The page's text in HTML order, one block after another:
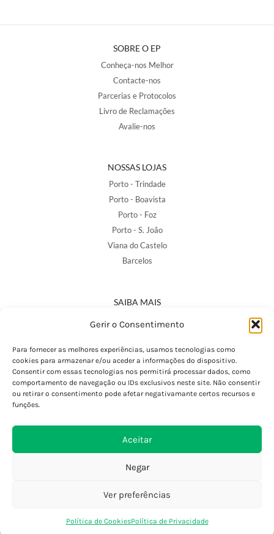
Gerir o Consentimento
Para fornecer as melhores experiências, usamos tecnologias como
cookies para armazenar e/ou aceder a informações do dispositivo.
Consentir com essas tecnologias nos permitirá processar dados, como
comportamento de navegação ou IDs exclusivos neste site. Não consentir
ou retirar o consentimento pode afetar negativamante certos recursos e
funções.
Aceitar
Negar
Ver preferências
Política de CookiesPolítica de Privacidade
SOBRE O EP
Conheça-nos Melhor
Contacte-nos
Parcerias e Protocolos
Livro de Reclamações
Avalie-nos
NOSSAS LOJAS
Porto - Trindade
Porto - Boavista
Porto - Foz
Porto - S. João
Viana do Castelo
Barcelos
SAIBA MAIS
Política de Privacidade
Termos e Condições
Perguntas Frequentes
Custos de Envio
Encomendas Internacionais
Devoluções e Trocas